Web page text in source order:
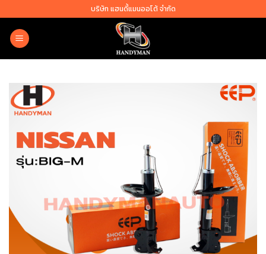
to
content
บริษัท แฮนดี้แมนออโต้ จำกัด